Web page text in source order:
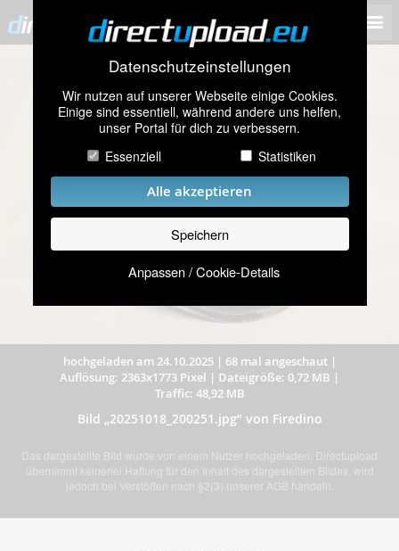
Datenschutzeinstellungen
Wir nutzen auf unserer Webseite einige Cookies.
Einige sind essentiell, während andere uns helfen,
unser Portal für dich zu verbessern.
Essenziell
Statistiken
Alle akzeptieren
Speichern
Anpassen / Cookie-Details
hochgeladen am 24.10.2025| 68 mal angeschaut|
Auflösung: 2363x1773 Pixel | Dateigröße: 0,72 MB |
Traffic: 48,92 MB
Bild „20251018_200251.jpg” von Firedino
Das dargestellte Bild wurde von einem Nutzer hochgeladen. Directupload
übernimmt keinerlei Haftung für den Inhalt des dargestellten Bildes, wird
jedoch bei Verstößen nach §2(3) unserer AGB handeln.